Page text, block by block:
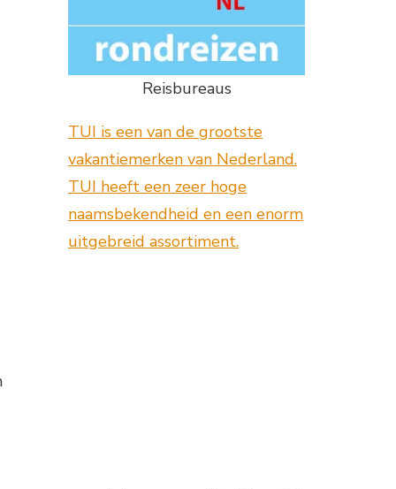
Reisbureaus
TUI is een van de grootste
vakantiemerken van Nederland.
TUI heeft een zeer hoge
naamsbekendheid en een enorm
uitgebreid assortiment.